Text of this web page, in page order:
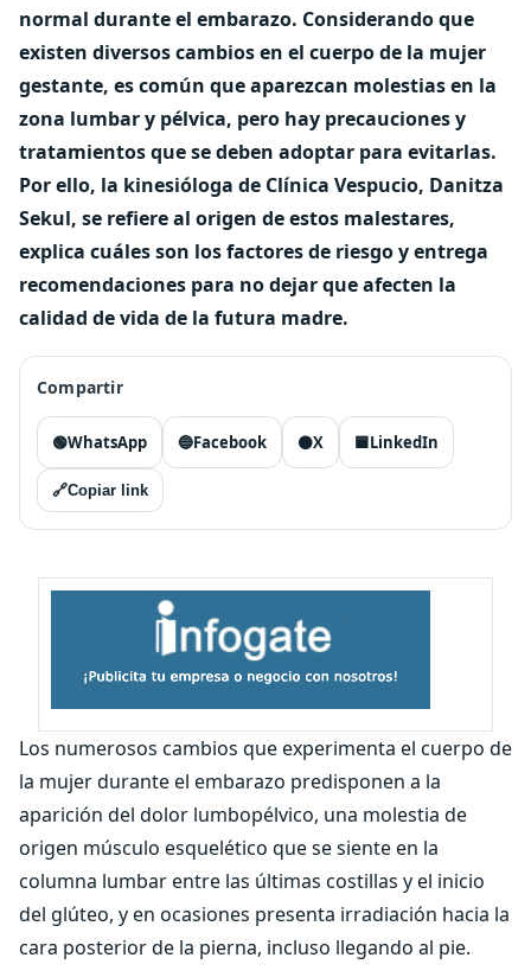
normal durante el embarazo. Considerando que
existen diversos cambios en el cuerpo de la mujer
gestante, es común que aparezcan molestias en la
zona lumbar y pélvica, pero hay precauciones y
tratamientos que se deben adoptar para evitarlas.
Por ello, la kinesióloga de Clínica Vespucio, Danitza
Sekul, se refiere al origen de estos malestares,
explica cuáles son los factores de riesgo y entrega
recomendaciones para no dejar que afecten la
calidad de vida de la futura madre.
Compartir
🟢WhatsApp 🔵Facebook ⚫X 🟦LinkedIn
🔗Copiar link
Los numerosos cambios que experimenta el cuerpo de
la mujer durante el embarazo predisponen a la
aparición del dolor lumbopélvico, una molestia de
origen músculo esquelético que se siente en la
columna lumbar entre las últimas costillas y el inicio
del glúteo, y en ocasiones presenta irradiación hacia la
cara posterior de la pierna, incluso llegando al pie.